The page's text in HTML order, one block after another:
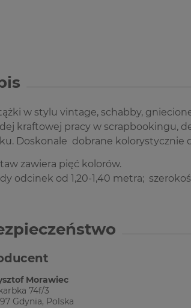
w stylu vintage, schabby,
kraftowej pracy w scrapbookingu,
Doskonale dobrane kolorystycznie
zawiera pięć kolorów.
odcinek od 1,20-1,40 metra;
Morawiec
74f/3
Gdynia, Polska